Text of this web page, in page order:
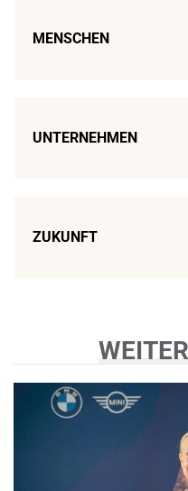
MENSCHEN
UNTERNEHMEN
ZUKUNFT